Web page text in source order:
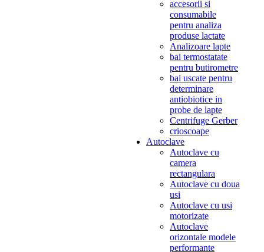
accesorii si
consumabile
pentru analiza
produse lactate
Analizoare lapte
bai termostatate
pentru butirometre
bai uscate pentru
determinare
antiobiotice in
probe de lapte
Centrifuge Gerber
crioscoape
Autoclave
Autoclave cu
camera
rectangulara
Autoclave cu doua
usi
Autoclave cu usi
motorizate
Autoclave
orizontale modele
performante